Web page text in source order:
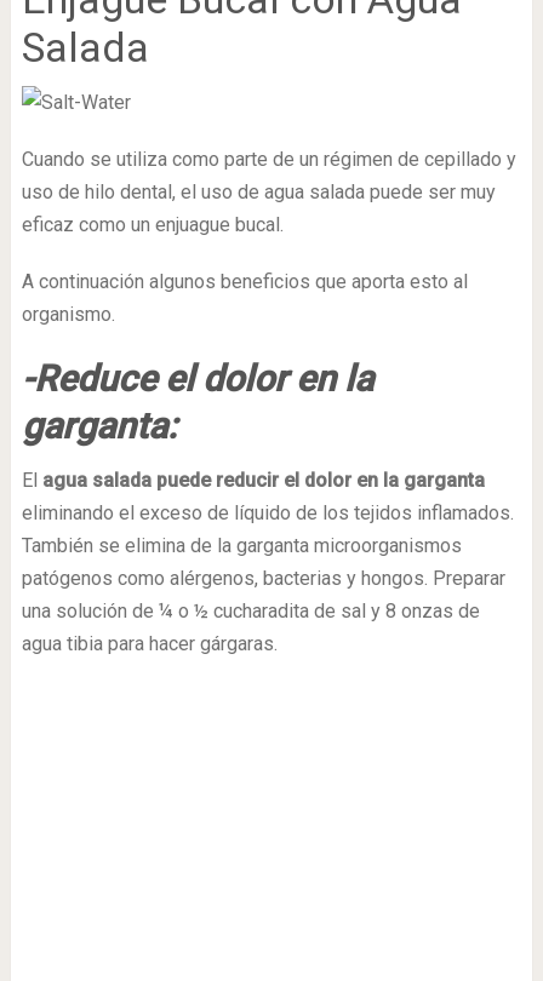
Salada
Cuando se utiliza como parte de un régimen de cepillado y
uso de hilo dental, el uso de agua salada puede ser muy
eficaz como un enjuague bucal.
A continuación algunos beneficios que aporta esto al
organismo.
-Reduce el dolor en la
garganta:
El agua salada puede reducir el dolor en la garganta
eliminando el exceso de líquido de los tejidos inflamados.
También se elimina de la garganta microorganismos
patógenos como alérgenos, bacterias y hongos. Preparar
una solución de ¼ o ½ cucharadita de sal y 8 onzas de
agua tibia para hacer gárgaras.